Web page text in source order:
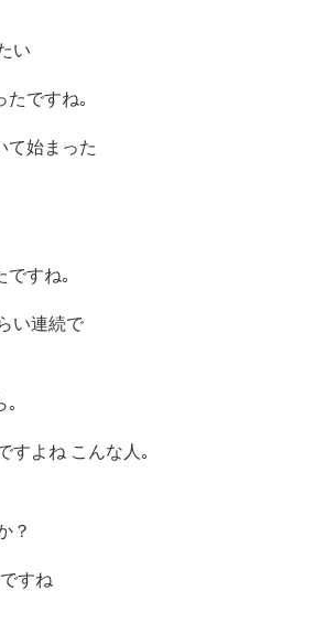
い
たですね｡
て始まった
ですね｡
い連続で
｡
すよね こんな人｡
？
すね